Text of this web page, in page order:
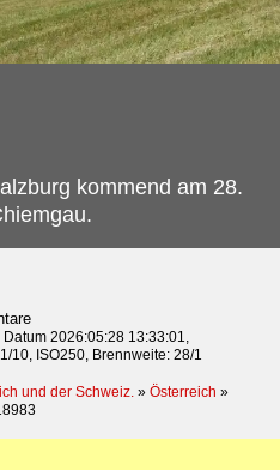
kommend am 28.
Datum 2026:05:28 13:33:01,
10, ISO250, Brennweite: 28/1
und der Schweiz. » Österreich »